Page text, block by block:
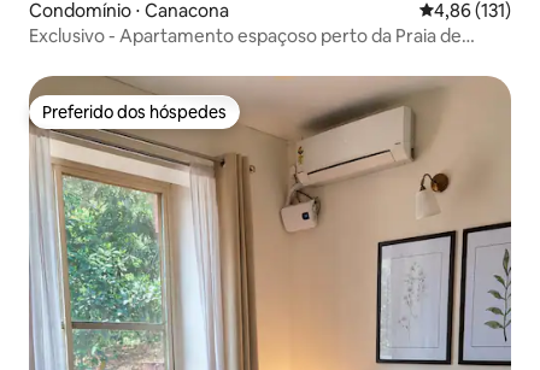
Condomínio ⋅ Canacona 4,86 de uma
4,86 (131)
Exclusivo - Apartamento espaçoso perto da Praia de
Preferido dos hóspedes
Preferido dos hóspedes